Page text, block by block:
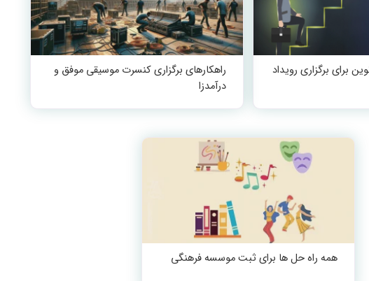
برای برگزاری رویداد
راهکارهای برگزاری کنسرت موسیقی موفق و
درآمدزا
همه راه حل ها برای ثبت موسسه فرهنگی